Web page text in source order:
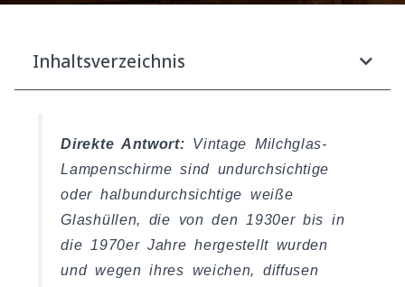
Inhaltsverzeichnis
Direkte Antwort: Vintage Milchglas-
Lampenschirme sind undurchsichtige
oder halbundurchsichtige weiße
Glashüllen, die von den 1930er bis in
die 1970er Jahre hergestellt wurden
und wegen ihres weichen, diffusen